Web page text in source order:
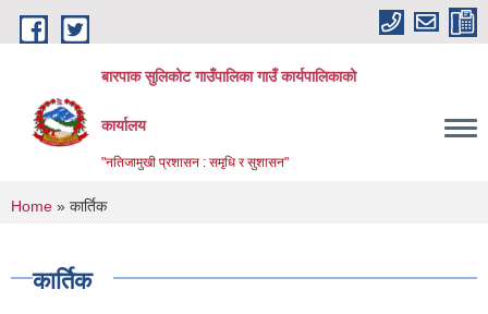
Skip to main content
बारपाक सुलिकोट गाउँपालिका गाउँ कार्यपालिकाको
कार्यालय
"नतिजामुखी प्रशासन : समृधि र सुशासन"
You are here
Home » कार्तिक
कार्तिक